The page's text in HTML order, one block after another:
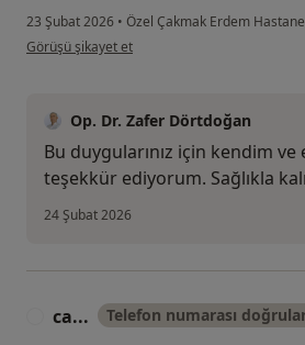
23 Şubat 2026 • Özel Çakmak Erdem
kullanıcının görüşüne göre ze...k
Görüşü şikayet et
Op. Dr. Zafer Dörtdoğan
Bu duygularınız için kendim ve
teşekkür ediyorum. Sağlıkla
24 Şubat 2026
ca... Telefon numarası